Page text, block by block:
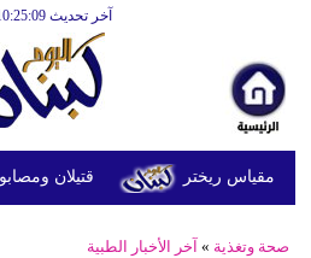
آخر تحديث GMT10:25:09
قتيلان ومصابون جراء 14 غارة إسرائيلية على
صحة وتغذية » آخر الأخبار الطبية